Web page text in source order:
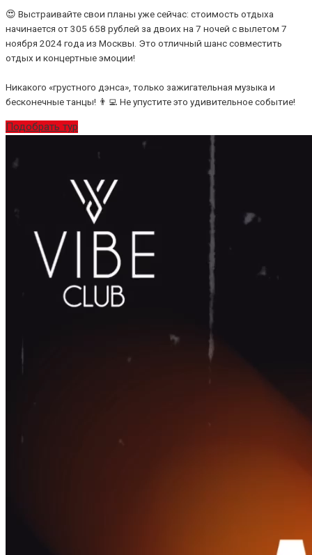
😍 Выстраивайте свои планы уже сейчас: стоимость отдыха
начинается от 305 658 рублей за двоих на 7 ночей с вылетом 7
ноября 2024 года из Москвы. Это отличный шанс совместить
отдых и концертные эмоции!
Никакого «грустного дэнса», только зажигательная музыка и
бесконечные танцы! 👨‍💻 Не упустите это удивительное событие!
Подобрать тур